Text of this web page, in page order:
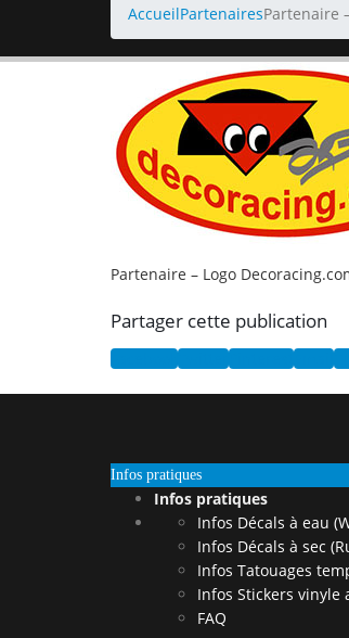
AccueilPartenairesPartenaire
Partenaire – Logo
Partager cette publication
FacebookTwitterPinterestEmail
Infos pratiques
Infos pratiques
Infos Décals à eau
Infos Décals à sec
Infos Tatouages
Infos Stickers vinyle
FAQ